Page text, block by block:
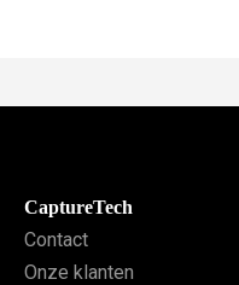
CaptureTech
Contact
Onze klanten